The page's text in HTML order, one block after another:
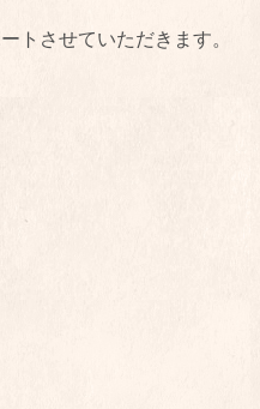
トさせていただきます。